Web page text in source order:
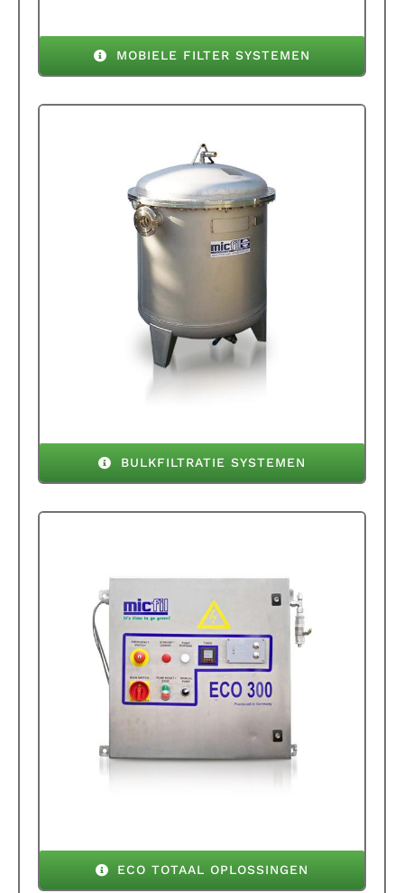
MOBIELE FILTER SYSTEMEN
BULKFILTRATIE SYSTEMEN
ECO TOTAAL OPLOSSINGEN